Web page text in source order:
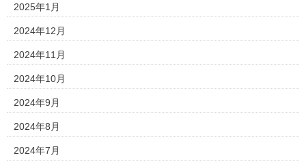
2025年1月
2024年12月
2024年11月
2024年10月
2024年9月
2024年8月
2024年7月